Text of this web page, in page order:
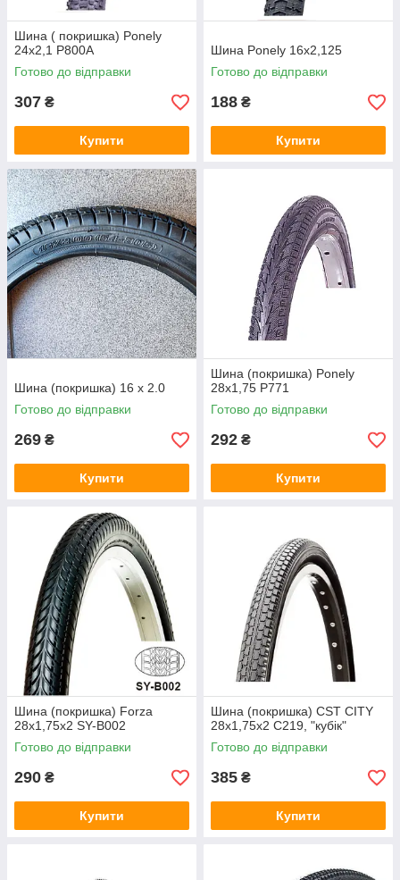
Шина ( покришка) Ponely
24x2,1 P800A
Готово до відправки
307 ₴
Купити
Шина Ponely 16x2,125
Готово до відправки
188 ₴
Купити
Шина (покришка) 16 х 2.0
Готово до відправки
269 ₴
Купити
Шина (покришка) Ponely
28x1,75 P771
Готово до відправки
292 ₴
Купити
Шина (покришка) Forza
28х1,75х2 SY-B002
Готово до відправки
290 ₴
Купити
Шина (покришка) CST CITY
28x1,75x2 C219, "кубік"
Готово до відправки
385 ₴
Купити